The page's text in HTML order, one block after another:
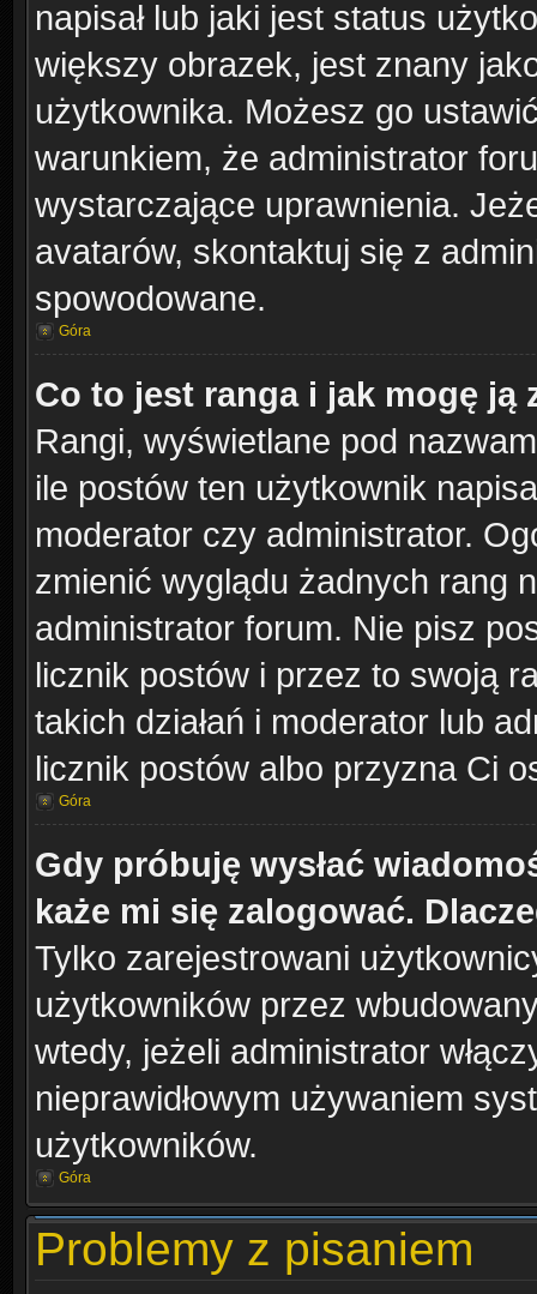
napisał lub jaki jest status
większy obrazek, jest znany
użytkownika. Możesz go
warunkiem, że administrator
wystarczające uprawnienia.
avatarów, skontaktuj się z
spowodowane.
Góra
Co to jest ranga i jak mogę ją
Rangi, wyświetlane pod
ile postów ten użytkownik
moderator czy administrator.
zmienić wyglądu żadnych rang
administrator forum. Nie pisz
licznik postów i przez to swoją
takich działań i moderator lub
licznik postów albo przyzna Ci
Góra
Gdy próbuję wysłać
każe mi się zalogować.
Tylko zarejestrowani
użytkowników przez
wtedy, jeżeli administrator
nieprawidłowym używaniem
użytkowników.
Góra
Problemy z pisaniem